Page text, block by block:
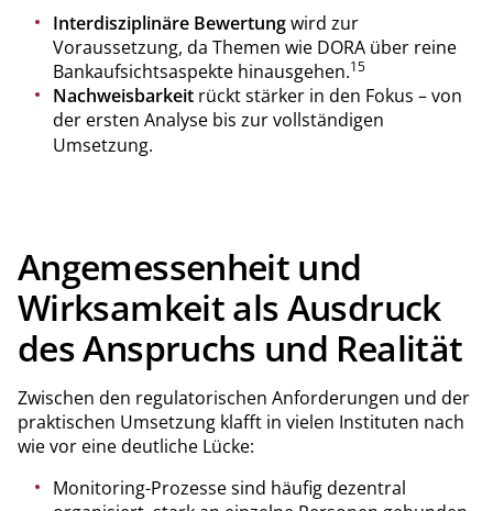
Interdisziplinäre Bewertungwird zur
Voraussetzung, da Themen wie DORA über reine
Bankaufsichtsaspekte hinausgehen.15
Nachweisbarkeit rückt stärker in den Fokus – von
der ersten Analyse bis zur vollständigen
Umsetzung.
Angemessenheit und
Wirksamkeit als Ausdruck
des Anspruchs und Realität
Zwischen den regulatorischen Anforderungen und der
praktischen Umsetzung klafft in vielen Instituten nach
wie vor eine deutliche Lücke:
Monitoring-Prozesse sind häufig dezentral